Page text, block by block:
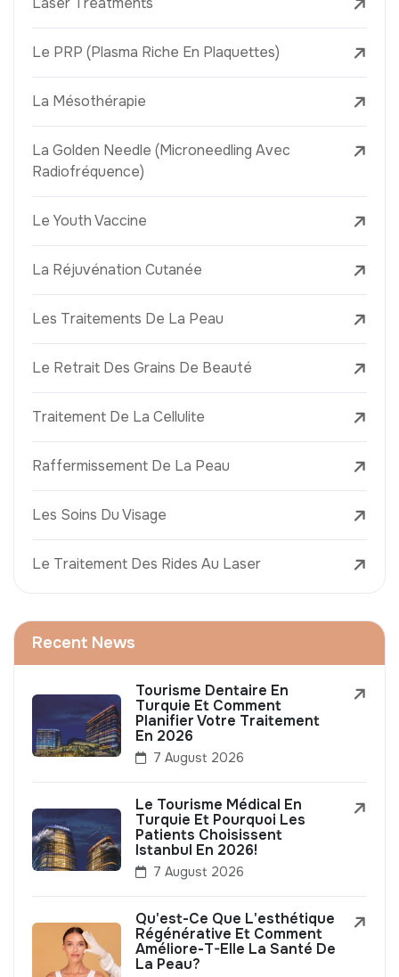
Le PRP (Plasma Riche En Plaquettes)
La Mésothérapie
La Golden Needle (Microneedling Avec
Radiofréquence)
Le Youth Vaccine
La Réjuvénation Cutanée
Les Traitements De La Peau
Le Retrait Des Grains De Beauté
Traitement De La Cellulite
Raffermissement De La Peau
Les Soins Du Visage
Le Traitement Des Rides Au Laser
Recent News
Tourisme Dentaire En
Turquie Et Comment
Planifier Votre Traitement
En 2026
7 August 2026
Le Tourisme Médical En
Turquie Et Pourquoi Les
Patients Choisissent
Istanbul En 2026!
7 August 2026
Qu'est-Ce Que L'esthétique
Régénérative Et Comment
Améliore-T-Elle La Santé De
La Peau?